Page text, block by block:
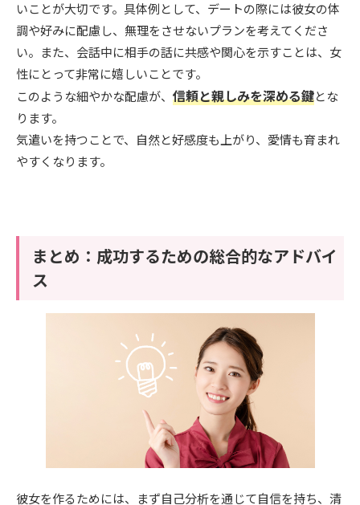
いことが大切です。具体例として、デートの際には彼女の体
調や好みに配慮し、無理をさせないプランを考えてくださ
い。また、会話中に相手の話に共感や関心を示すことは、女
性にとって非常に嬉しいことです。
このような細やかな配慮が、 信頼と親しみを深める鍵とな
ります。
気遣いを持つことで、自然と好感度も上がり、愛情も育まれ
やすくなります。
まとめ：成功するための総合的なアドバイ
ス
彼女を作るためには、まず自己分析を通じて自信を持ち、清